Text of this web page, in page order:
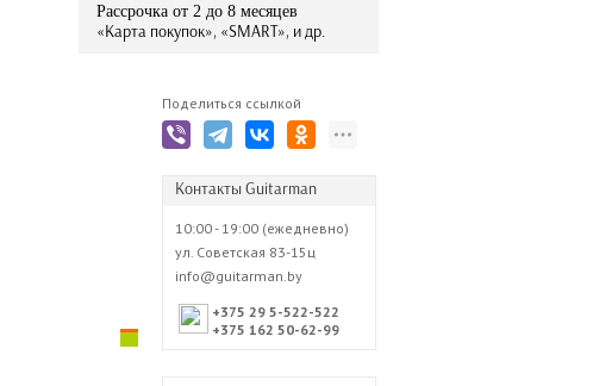
Рассрочка от 2 до 8 месяцев
«Карта покупок», «SMART», и др.
Поделиться ссылкой
Контакты Guitarman
10:00 - 19:00 (ежедневно)
ул. Советская 83-15ц
info@guitarman.by
+375 29 5-522-522
+375 162 50-62-99